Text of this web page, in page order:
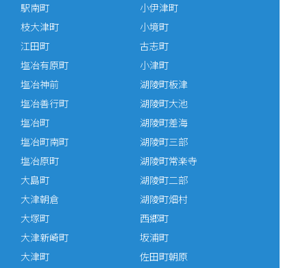
駅南町
枝大津町
江田町
塩冶有原町
塩冶神前
塩冶善行町
塩冶町
塩冶町南町
塩冶原町
大島町
大津朝倉
大塚町
大津新崎町
大津町
小伊津町
小境町
古志町
小津町
湖陵町板津
湖陵町大池
湖陵町差海
湖陵町三部
湖陵町常楽寺
湖陵町二部
湖陵町畑村
西郷町
坂浦町
佐田町朝原